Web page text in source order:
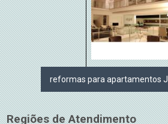
reformas para apartamentos
Regiões de Atendimento